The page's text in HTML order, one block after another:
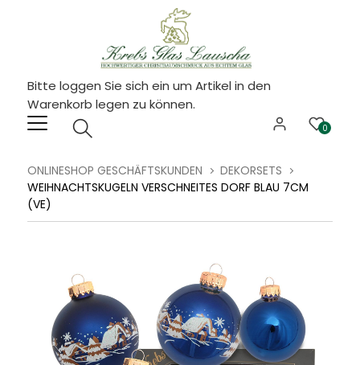
Bitte loggen Sie sich ein um Artikel in den
Warenkorb legen zu können.
0
ONLINESHOP GESCHÄFTSKUNDEN
DEKORSETS
WEIHNACHTSKUGELN VERSCHNEITES DORF BLAU 7CM
(VE)